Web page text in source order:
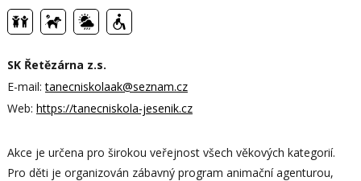
SK Řetězárna z.s.
E-mail:tanecniskolaak@seznam.cz
Web: https://tanecniskola-jesenik.cz
Akce je určena pro širokou veřejnost všech věkových kategorií.
Pro děti je organizován zábavný program animační agenturou,